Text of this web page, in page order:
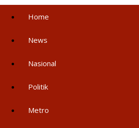
Home
News
Nasional
Politik
Metro